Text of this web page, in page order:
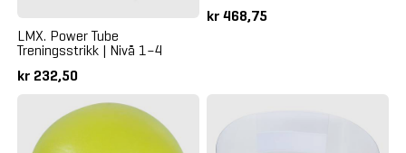
LMX. Power Tube
Treningsstrikk | Nivå 1–4
kr 232,50
kr 468,75